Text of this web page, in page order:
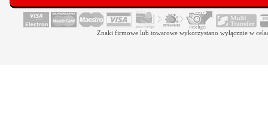
Znaki firmowe lub towarowe wykorzystano wyłącznie w